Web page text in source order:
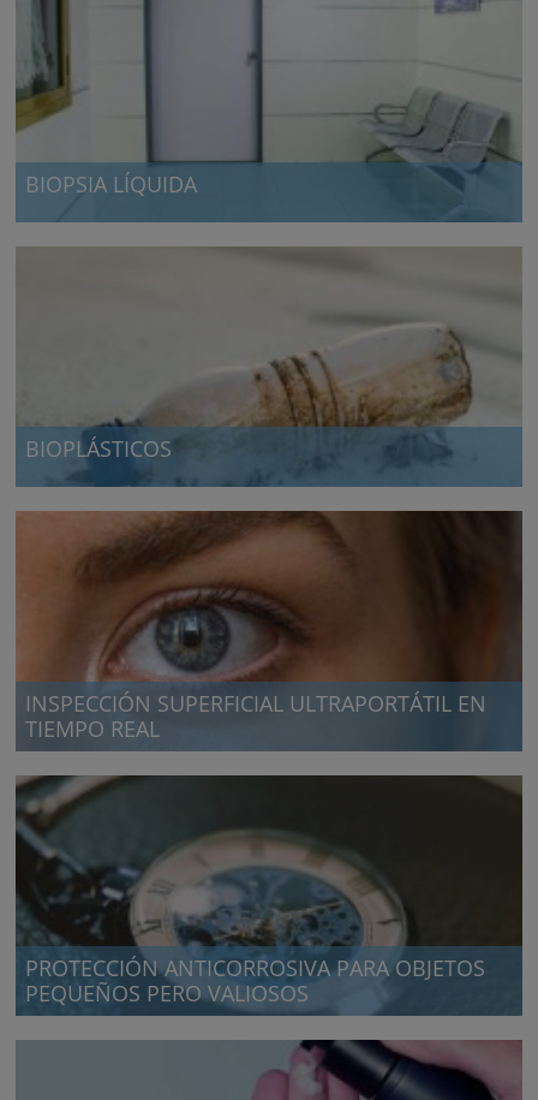
BIOPSIA LÍQUIDA
BIOPLÁSTICOS
Empaquetado biodegradable como alternativa al plástico
INSPECCIÓN SUPERFICIAL ULTRAPORTÁTIL EN
TIEMPO REAL
Monitorización de defectos de una superficie
PROTECCIÓN ANTICORROSIVA PARA OBJETOS
PEQUEÑOS PERO VALIOSOS
Solución muy innovadora para evitar la corrosión